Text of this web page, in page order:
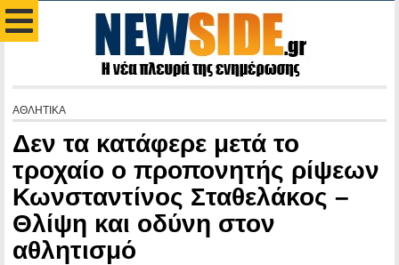
ΑΘΛΗΤΙΚΑ
Δεν τα κατάφερε μετά το
τροχαίο ο προπονητής ρίψεων
Κωνσταντίνος Σταθελάκος –
Θλίψη και οδύνη στον
αθλητισμό